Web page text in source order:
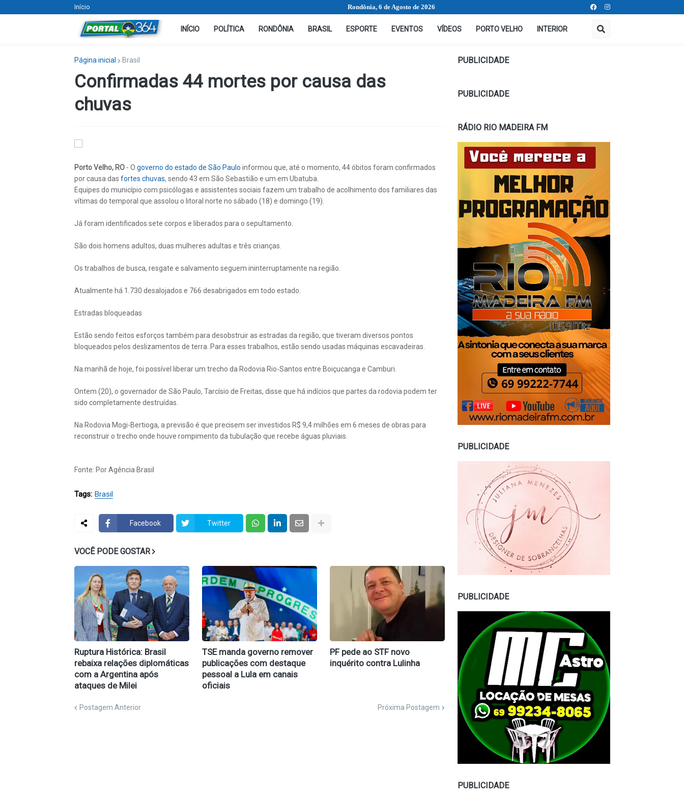
Início Rondônia, 6 de Agosto de 2026
INÍCIO POLÍTICA RONDÔNIA BRASIL ESPORTE EVENTOS VÍDEOS PORTO VELHO INTERIOR
Página inicial Brasil
Confirmadas 44 mortes por causa das
chuvas
Porto Velho, RO - O governo do estado de São Paulo informou que, até o momento, 44 óbitos foram confirmados
por causa das fortes chuvas, sendo 43 em São Sebastião e um em Ubatuba.
Equipes do município com psicólogas e assistentes sociais fazem um trabalho de acolhimento dos familiares das
vítimas do temporal que assolou o litoral norte no sábado (18) e domingo (19).
Já foram identificados sete corpos e liberados para o sepultamento.
São dois homens adultos, duas mulheres adultas e três crianças.
Os trabalhos de busca, resgate e salvamento seguem ininterruptamente na região.
Atualmente há 1.730 desalojados e 766 desabrigados em todo estado.
Estradas bloqueadas
Estão sendo feitos esforços também para desobstruir as estradas da região, que tiveram diversos pontos
bloqueados pelos deslizamentos de terra. Para esses trabalhos, estão sendo usadas máquinas escavadeiras.
Na manhã de hoje, foi possível liberar um trecho da Rodovia Rio-Santos entre Boiçucanga e Camburi.
Ontem (20), o governador de São Paulo, Tarcísio de Freitas, disse que há indícios que partes da rodovia podem ter
sido completamente destruídas.
Na Rodovia Mogi-Bertioga, a previsão é que precisem ser investidos R$ 9,4 milhões em 6 meses de obras para
reconstruir o trecho onde houve rompimento da tubulação que recebe águas pluviais.
Fonte: Por Agência Brasil
Tags: Brasil
Facebook Twitter
VOCÊ PODE GOSTAR
Ruptura Histórica: Brasil
rebaixa relações diplomáticas
com a Argentina após
ataques de Milei
TSE manda governo remover
publicações com destaque
pessoal a Lula em canais
oficiais
PF pede ao STF novo
inquérito contra Lulinha
Postagem Anterior Próxima Postagem
PUBLICIDADE
PUBLICIDADE
RÁDIO RIO MADEIRA FM
PUBLICIDADE
PUBLICIDADE
PUBLICIDADE